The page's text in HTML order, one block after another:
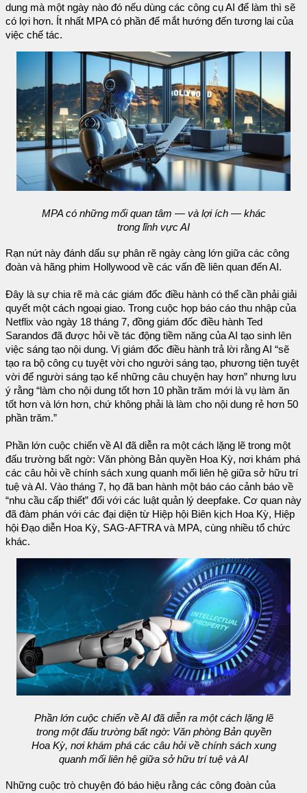
dung mà một ngày nào đó nếu dùng các công cụ AI để làm thì sẽ
có lợi hơn. Ít nhất MPA có phần để mắt hướng đến tương lai của
việc chế tác.
MPA có những mối quan tâm — và lợi ích — khác
trong lĩnh vực AI
Rạn nứt này đánh dấu sự phân rẽ ngày càng lớn giữa các công
đoàn và hãng phim Hollywood về các vấn đề liên quan đến AI.
Đây là sự chia rẽ mà các giám đốc điều hành có thể cần phải giải
quyết một cách ngoại giao. Trong cuộc họp báo cáo thu nhập của
Netflix vào ngày 18 tháng 7, đồng giám đốc điều hành Ted
Sarandos đã được hỏi về tác động tiềm năng của AI tạo sinh lên
việc sáng tạo nội dung. Vị giám đốc điều hành trả lời rằng AI “sẽ
tạo ra bộ công cụ tuyệt vời cho người sáng tạo, phương tiện tuyệt
vời để người sáng tạo kể những câu chuyện hay hơn” nhưng lưu
ý rằng “làm cho nội dung tốt hơn 10 phần trăm mới là vụ làm ăn
tốt hơn và lớn hơn, chứ không phải là làm cho nội dung rẻ hơn 50
phần trăm.”
Phần lớn cuộc chiến về AI đã diễn ra một cách lặng lẽ trong một
đấu trường bất ngờ: Văn phòng Bản quyền Hoa Kỳ, nơi khám phá
các câu hỏi về chính sách xung quanh mối liên hệ giữa sở hữu trí
tuệ và AI. Vào tháng 7, họ đã ban hành một báo cáo cảnh báo về
“nhu cầu cấp thiết” đối với các luật quản lý deepfake. Cơ quan này
đã đàm phán với các đại diện từ Hiệp hội Biên kịch Hoa Kỳ, Hiệp
hội Đạo diễn Hoa Kỳ, SAG-AFTRA và MPA, cùng nhiều tổ chức
khác.
Phần lớn cuộc chiến về AI đã diễn ra một cách lặng lẽ
trong một đấu trường bất ngờ: Văn phòng Bản quyền
Hoa Kỳ, nơi khám phá các câu hỏi về chính sách xung
quanh mối liên hệ giữa sở hữu trí tuệ và AI
Những cuộc trò chuyện đó báo hiệu rằng các công đoàn của